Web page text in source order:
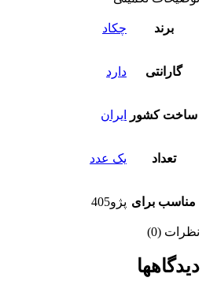
برند چکاد
گارانتی دارد
ساخت کشور ایران
تعداد یک عدد
مناسب برای پژو405
نظرات (0)
دیدگاهها